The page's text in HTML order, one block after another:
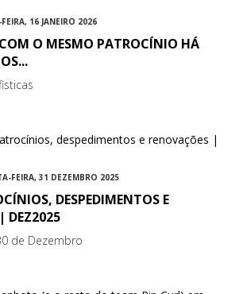
16 JANEIRO 2026
O MESMO PATROCÍNIO HÁ
FEIRA, 31 DEZEMBRO 2025
DESPEDIMENTOS E
DEZ2025
de Dezembro